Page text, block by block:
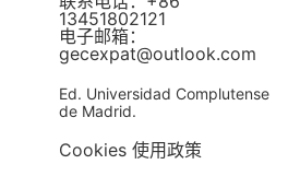
13451802121
电子邮箱：
gecexpat@outlook.com
Ed. Universidad Complutense
de Madrid.
Cookies 使用政策